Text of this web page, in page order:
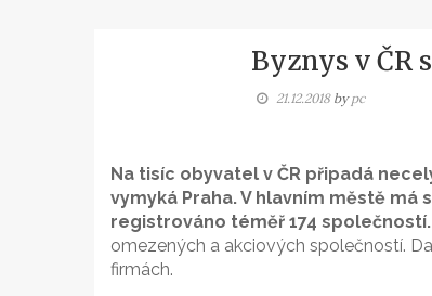
Byznys v ČR
21.12.2018bypc
Na tisíc obyvatel v ČR připadá
vymyká Praha. V hlavním městě
registrováno téměř 174 společností.
omezených a akciových společností.
firmách.